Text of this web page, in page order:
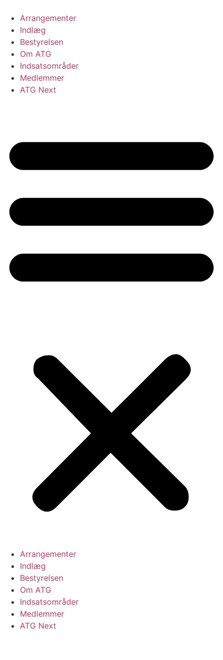
indhold
Arrangementer
Indlæg
Bestyrelsen
Om ATG
Indsatsområder
Medlemmer
ATG Next
Arrangementer
Indlæg
Bestyrelsen
Om ATG
Indsatsområder
Medlemmer
ATG Next